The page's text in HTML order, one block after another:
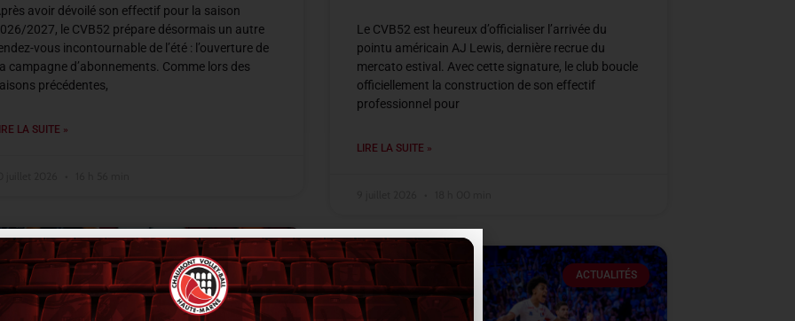
avoir dévoilé son effectif pour la saison
2027, le CVB52 prépare désormais un autre
vous incontournable de l’été : l’ouverture de
campagne d’abonnements. Comme lors des
précédentes,
LA SUITE »
Le CVB52 est heureux d’officialiser l’arrivée du
pointu américain AJ Lewis, dernière recrue du
mercato estival. Avec cette signature, le club boucle
officiellement la construction de son effectif
professionnel pour
LIRE LA SUITE »
ACTUALITÉS
ACTUALITÉS